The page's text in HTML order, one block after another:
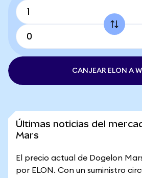
CANJEAR ELON A
Últimas noticias del
Mars
El precio actual de Dogelon
por ELON. Con un suministro